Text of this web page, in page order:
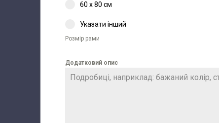
60 х 80 см
Указати інший
Розмір рами
Додатковий опис